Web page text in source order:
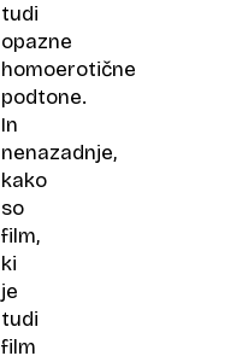
tudi
opazne
homoerotične
podtone.
In
nenazadnje,
kako
so
film,
ki
je
tudi
film